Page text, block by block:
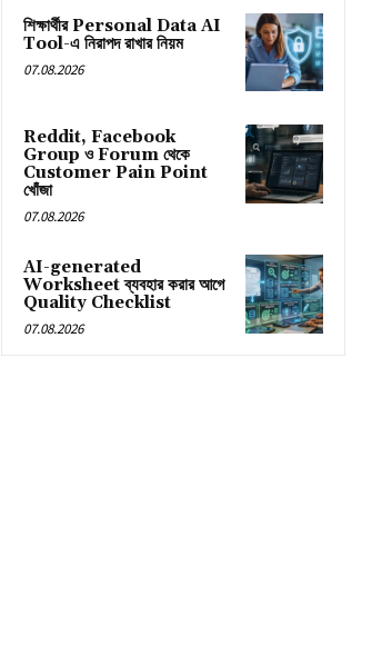
শিক্ষার্থীর Personal Data AI
Tool-এ নিরাপদ রাখার নিয়ম
07.08.2026
Reddit, Facebook
Group ও Forum থেকে
Customer Pain Point
খোঁজা
07.08.2026
AI-generated
Worksheet ব্যবহার করার আগে
Quality Checklist
07.08.2026